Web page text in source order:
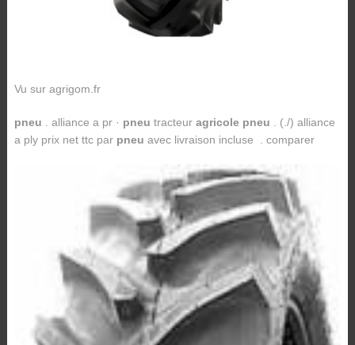
Vu sur agrigom.fr
pneu . alliance a pr · pneu tracteur agricole pneu . (./) alliance
a ply prix net ttc par pneu avec livraison incluse . comparer